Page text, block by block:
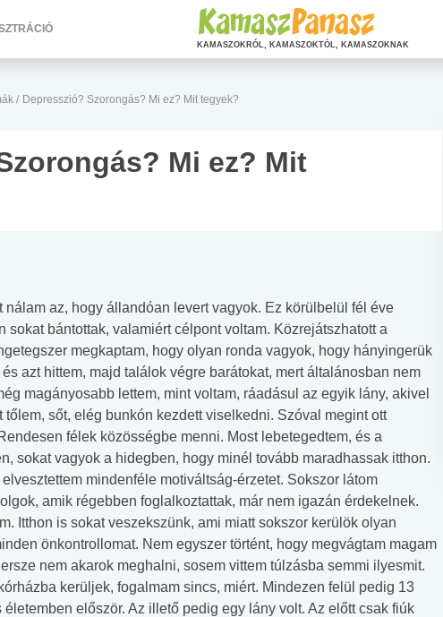
/ Depresszió? Szorongás? Mi ez? Mit tegyek?
Mi ez? Mit
nálam az, hogy állandóan levert vagyok. Ez körülbelül fél éve
bántottak, valamiért célpont voltam. Közrejátszhatott a
megkaptam, hogy olyan ronda vagyok, hogy hányingerük
azt hittem, majd találok végre barátokat, mert általánosban nem
magányosabb lettem, mint voltam, ráadásul az egyik lány, akivel
sőt, elég bunkón kezdett viselkedni. Szóval megint ott
félek közösségbe menni. Most lebetegedtem, és a
sokat vagyok a hidegben, hogy minél tovább maradhassak itthon.
mindenféle motiváltság-érzetet. Sokszor látom
amik régebben foglalkoztattak, már nem igazán érdekelnek.
Itthon is sokat veszekszünk, ami miatt sokszor kerülök olyan
önkontrollomat. Nem egyszer történt, hogy megvágtam magam
nem akarok meghalni, sosem vittem túlzásba semmi ilyesmit.
kerüljek, fogalmam sincs, miért. Mindezen felül pedig 13
először. Az illető pedig egy lány volt. Az előtt csak fiúk
KAMASZOKRÓL, KAMASZOKTÓL, KAMASZOKNAK